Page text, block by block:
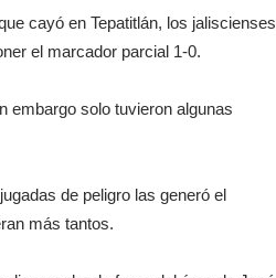
cayó en Tepatitlán, los jaliscienses
el marcador parcial 1-0.
embargo solo tuvieron algunas
de peligro las generó el
más tantos.